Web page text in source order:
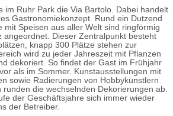
im Ruhr Park die Via Bartolo. Dabei handelt
Gastronomiekonzept. Rund ein Dutzend
mit Speisen aus aller Welt sind ringförmig
angeordnet. Dieser Zentralpunkt besteht
knapp 300 Plätze stehen zur
wird zu jeder Jahreszeit mit Pflanzen
dekoriert. So findet der Gast im Frühjahr
als im Sommer. Kunstausstellungen mit
sowie Radierungen von Hobbykünstlern
die wechselnden Dekorierungen ab.
der Geschäftsjahre sich immer wieder
der Betreiber.